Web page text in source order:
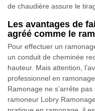
de chaudière assure le
Les avantages de
agréé comme le
Pour effectuer un
un conduit de cheminée
hauteur. Mais attention,
professionnel en
Ramonage ne s’arrête
ramoneur Lobry